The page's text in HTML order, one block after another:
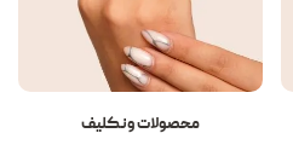
محصولات ونکلیف